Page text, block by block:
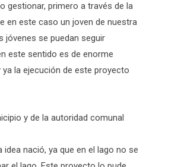
gestionar, primero a través de la
en este caso un joven de nuestra
jóvenes se puedan seguir
este sentido es de enorme
la ejecución de este proyecto
y de la autoridad comunal
nació, ya que en el lago no se